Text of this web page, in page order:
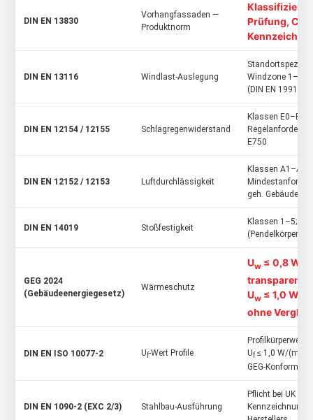
DIN EN 13830
Vorhangfassaden —
Produktnorm
Prüfung, CE-
DIN EN 13116 Windlast-Auslegung
Windzone 1–2
(DIN EN
DIN EN 12154 / 12155 Schlagregenwiderstand
Klassen
E750
DIN EN 12152 / 12153 Luftdurchlässigkeit
Klassen A1–A4;
geh. Gebäude
DIN EN 14019 Stoßfestigkeit
Klassen 1–5;
GEG 2024
(Gebäudeenergiegesetz)
Wärmeschutz
Uw ≤ 0,8 W/
transparente
Uw ≤ 1,0 W/
ohne
DIN EN ISO 10077‑2 Uf-Wert Profile
Profilkürperwert
Uf≤ 1,0 W/
GEG-Konformität
DIN EN 1090‑2 (EXC 2/3) Stahlbau-Ausführung
Pflicht bei UK
Kennzeichnung